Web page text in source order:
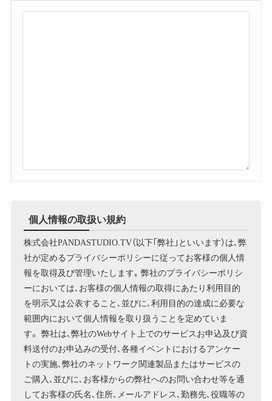
個人情報の取扱い規約
株式会社PANDASTUDIO.TV（以下｢弊社｣といいます）は､弊
社が定めるプライバシーポリシーに従ってお客様の個人情
報を取得及び管理いたします｡ 弊社のプライバシーポリシ
ーにおいては､お客様の個人情報の取得にあたり利用目的
を明示又は公表すること､並びに､利用目的の達成に必要な
範囲内において個人情報を取り扱うことを定めていま
す。 弊社は､弊社のWebサイト上でのサービスお申込及び資
料送付のお申込みの受付､各種イベントにおけるアンケー
トの実施､弊社のネットワーク関連製品またはサービスの
ご購入､並びに､お客様からの弊社へのお問い合わせ等を通
してお客様の氏名､住所､メールアドレス､勤務先､役職等の